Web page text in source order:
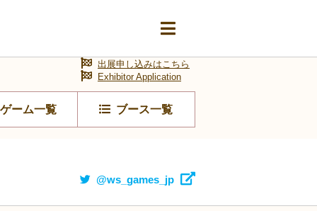
ゲーム一覧 ブース一覧
出展申し込みはこちら
Exhibitor Application
@ws_games_jp